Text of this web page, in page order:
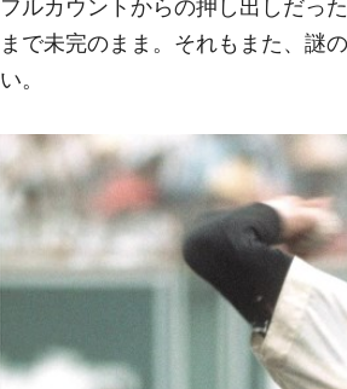
フルカウントからの押し出しだっ
まで未完のまま。それもまた、謎
い。